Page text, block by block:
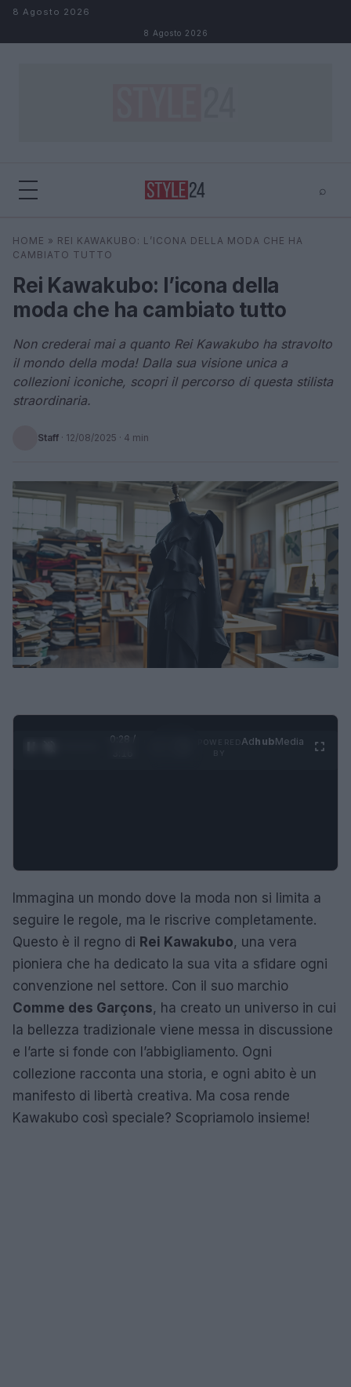
Salta al contenuto
8 Agosto 2026
8 Agosto 2026
⌕
Cerca ⌕
HOME » REI KAWAKUBO: L’ICONA DELLA MODA CHE HA
CAMBIATO TUTTO
Rei Kawakubo: l’icona della
moda che ha cambiato tutto
Non crederai mai a quanto Rei Kawakubo ha stravolto
il mondo della moda! Dalla sua visione unica a
collezioni iconiche, scopri il percorso di questa stilista
straordinaria.
Staff · 12/08/2025 · 4 min
0:29 /
AdhubMedia
Immagina un mondo dove la moda non si limita a
seguire le regole, ma le riscrive completamente.
Questo è il regno di Rei Kawakubo, una vera
pioniera che ha dedicato la sua vita a sfidare ogni
convenzione nel settore. Con il suo marchio
Comme des Garçons, ha creato un universo in cui
la bellezza tradizionale viene messa in discussione
e l’arte si fonde con l’abbigliamento. Ogni
collezione racconta una storia, e ogni abito è un
manifesto di libertà creativa. Ma cosa rende
Kawakubo così speciale? Scopriamolo insieme!